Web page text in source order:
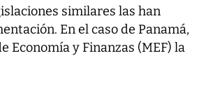
similares las han
En el caso de Panamá,
Economía y Finanzas (MEF) la